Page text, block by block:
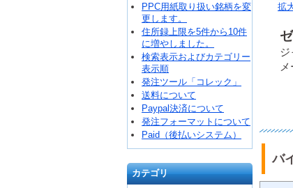
PPC用紙取り扱い銘柄を変
更します。
住所録上限を5件から10件
に増やしました。
検索表示およびカテゴリー
表示順
発注ツール「コレック」
送料について
Paypal決済について
発注フォーマットについて
Paid（後払いシステム）
カテゴリ
拡
ジ
バ